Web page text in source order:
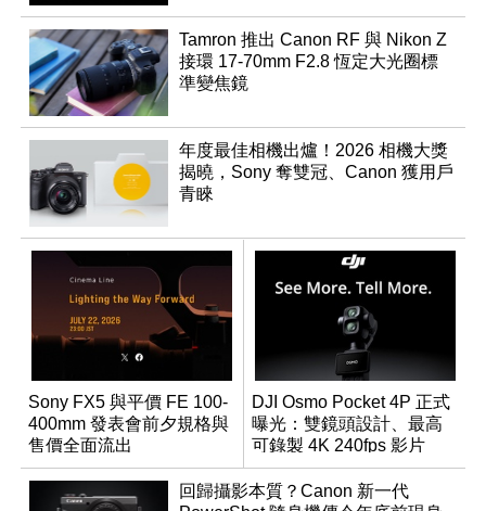
Tamron 推出 Canon RF 與 Nikon Z
接環 17-70mm F2.8 恆定大光圈標
準變焦鏡
年度最佳相機出爐！2026 相機大獎
揭曉，Sony 奪雙冠、Canon 獲用戶
青睞
Sony FX5 與平價 FE 100-
400mm 發表會前夕規格與
售價全面流出
DJI Osmo Pocket 4P 正式
曝光：雙鏡頭設計、最高
可錄製 4K 240fps 影片
回歸攝影本質？Canon 新一代